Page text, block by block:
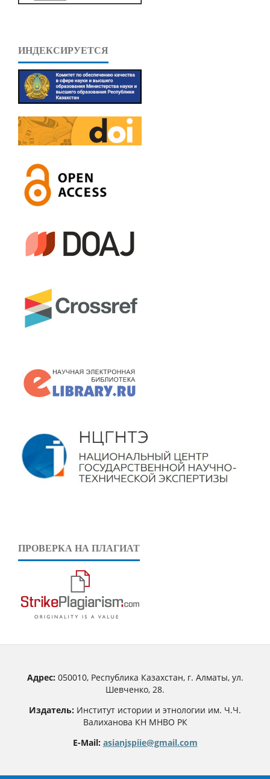
ИНДЕКСИРУЕТСЯ
ПРОВЕРКА НА ПЛАГИАТ
Адрес:050010, Республика Казахстан, г. Алматы, ул.
Шевченко, 28.
Издатель: Институт истории и этнологии им. Ч.Ч.
Валиханова КН МНВО РК
E-Mail: asianjspiie@gmail.com